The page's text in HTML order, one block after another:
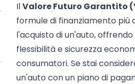
IlValore Futuro Garantito
formule di finanziamento più
l'acquisto di un'auto,
flessibilità e sicurezza
consumatori. Se stai
un'auto con un piano di